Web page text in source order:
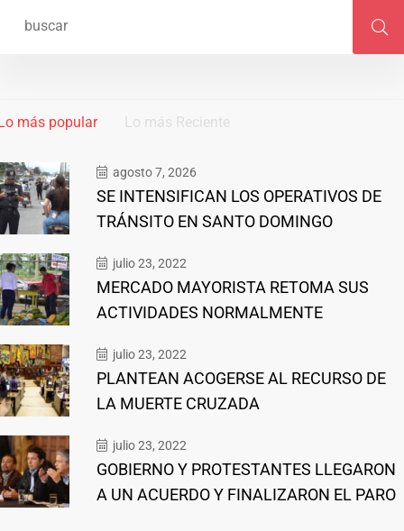
más popular Lo más Reciente
agosto 7, 2026
SE INTENSIFICAN LOS OPERATIVOS DE
TRÁNSITO EN SANTO DOMINGO
julio 23, 2022
MERCADO MAYORISTA RETOMA SUS
ACTIVIDADES NORMALMENTE
julio 23, 2022
PLANTEAN ACOGERSE AL RECURSO DE
LA MUERTE CRUZADA
julio 23, 2022
GOBIERNO Y PROTESTANTES LLEGARON
A UN ACUERDO Y FINALIZARON EL PARO